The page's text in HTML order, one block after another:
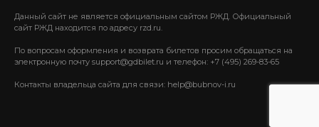
Данный сайт не является официальным сайтом РЖД. Официальный
сайт РЖД находится по адресу rzd.ru.
По вопросам оформления и возврата билетов просим обращаться на
электронную почту support@gdbilet.ru и телефон: +7 (495) 269-83-65
Контакты владельца сайта для связи: help@bubnov-i.ru